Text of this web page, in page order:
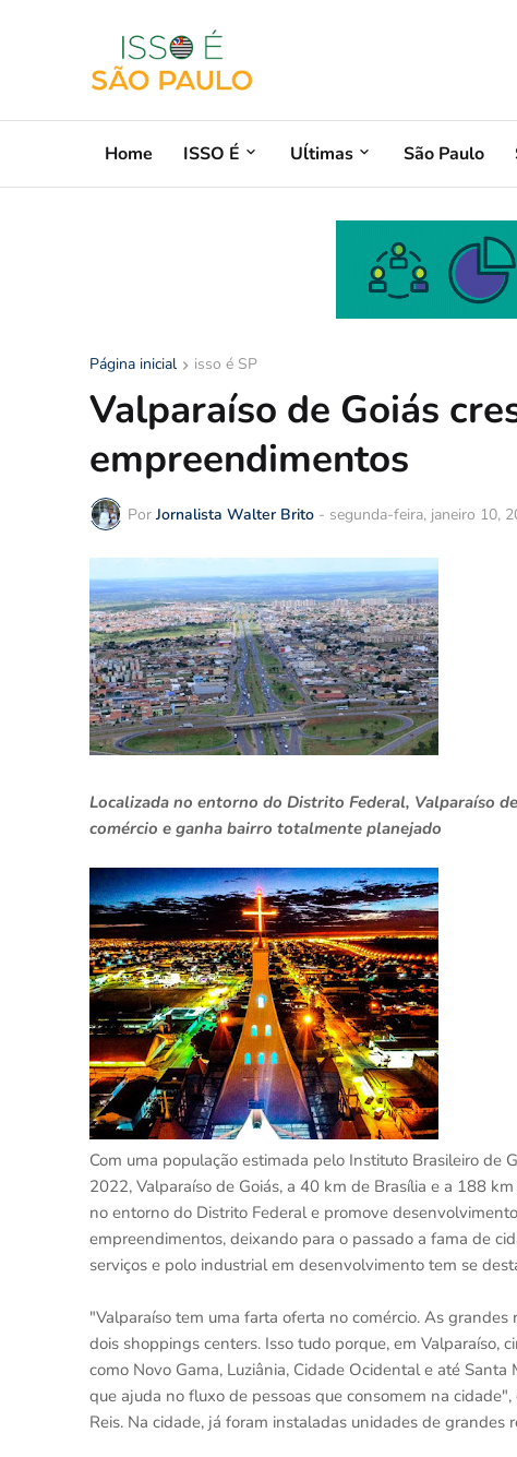
Home ISSO É Uĺtimas São Paulo
Página inicial isso é SP
Valparaíso de Goiás
empreendimentos
Por Jornalista Walter Brito - segunda-feira, janeiro 10,
Localizada no entorno do Distrito Federal, Valparaíso
comércio e ganha bairro totalmente planejado
Com uma população estimada pelo Instituto Brasileiro de
2022, Valparaíso de Goiás, a 40 km de Brasília e a 188
no entorno do Distrito Federal e promove
empreendimentos, deixando para o passado a fama de
serviços e polo industrial em desenvolvimento tem se
"Valparaíso tem uma farta oferta no comércio. As
dois shoppings centers. Isso tudo porque, em Valparaíso,
como Novo Gama, Luziânia, Cidade Ocidental e até
que ajuda no fluxo de pessoas que consomem na
Reis. Na cidade, já foram instaladas unidades de grandes